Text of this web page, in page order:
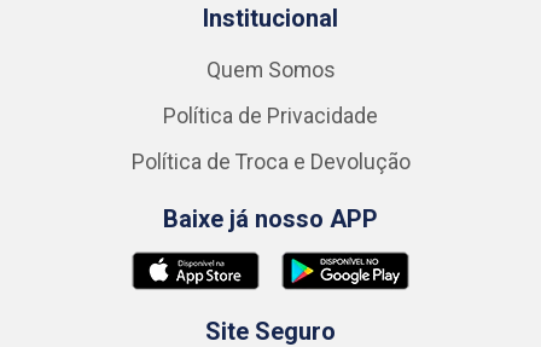
Institucional
Quem Somos
Política de Privacidade
Política de Troca e Devolução
Baixe já nosso APP
Site Seguro